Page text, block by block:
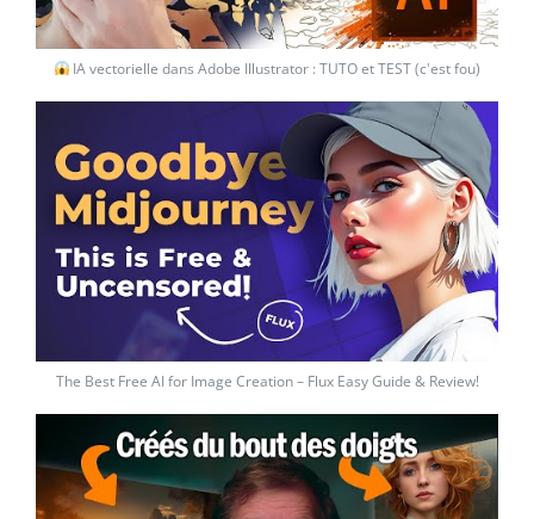
IA vectorielle dans Adobe Illustrator : TUTO et TEST (c'est fou)
The Best Free AI for Image Creation – Flux Easy Guide & Review!